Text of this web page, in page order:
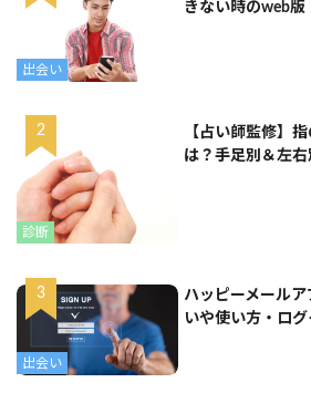
出会い
きない時のweb版
診断
【占い師監修】
は？手足別＆左
出会い
ハッピーメール
いや使い方・ロ